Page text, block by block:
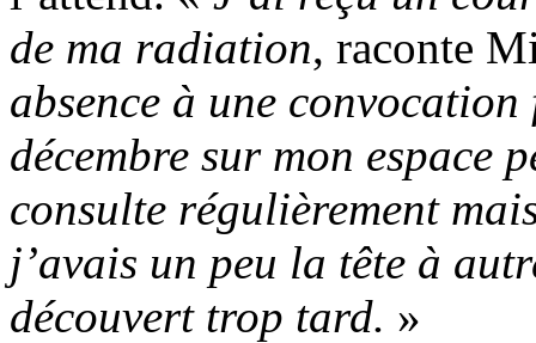
de ma radiation, raconte
absence à une
décembre sur mon espace
consulte régulièrement
j’avais un peu la tête à
découvert trop tard. »